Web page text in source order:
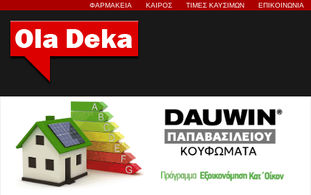
ΦΑΡΜΑΚΕΙΑ ΚΑΙΡΟΣ ΤΙΜΕΣ ΚΑΥΣΙΜΩΝ ΕΠΙΚΟΙΝΩΝΙΑ